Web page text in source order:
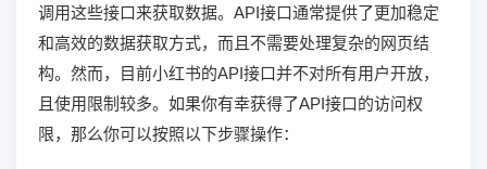
调用这些接口来获取数据。API接口通常提供了更加稳定
和高效的数据获取方式，而且不需要处理复杂的网页结
构。然而，目前小红书的API接口并不对所有用户开放，
且使用限制较多。如果你有幸获得了API接口的访问权
限，那么你可以按照以下步骤操作：